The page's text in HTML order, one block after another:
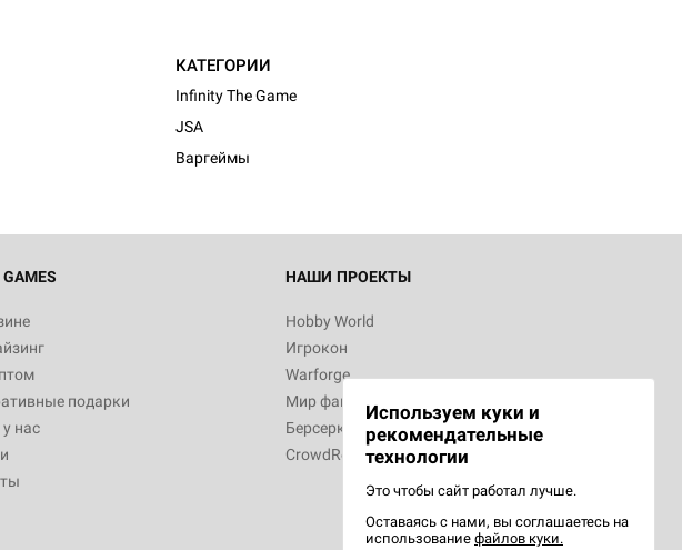
КАТЕГОРИИ
Infinity The Game
JSA
Варгеймы
подарки
нас
НАШИ ПРОЕКТЫ
Hobby World
Игрокон
Warforge
Мир фантастики
Берсерк
CrowdRepublic
Используем куки и
рекомендательные
технологии
Это чтобы сайт работал лучше.
Оставаясь с нами, вы соглашаетесь на
использование файлов куки.